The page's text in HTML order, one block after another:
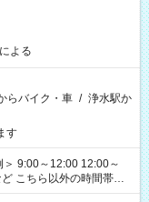
よる
らバイク・車 / 浄水駅か
す
も